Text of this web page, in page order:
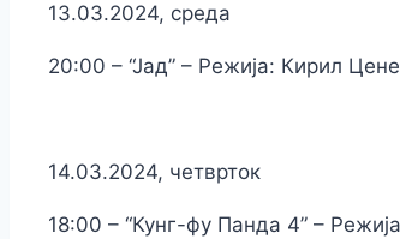
13.03.2024, среда
20:00 – “Јад” – Режија: Кирил
14.03.2024, четврток
18:00 – “Кунг-фу Панда 4” –